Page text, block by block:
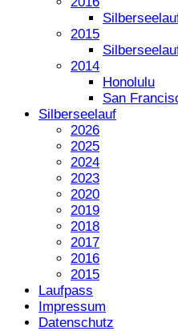
2015
2014
Honolulu
San
Silberseelauf
2026
2025
2024
2023
2020
2019
2018
2017
2016
2015
Laufpass
Impressum
Datenschutz